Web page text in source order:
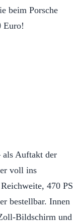
beim Porsche
Euro!
Auftakt der
voll ins
470 PS
bestellbar. Innen
Bildschirm und